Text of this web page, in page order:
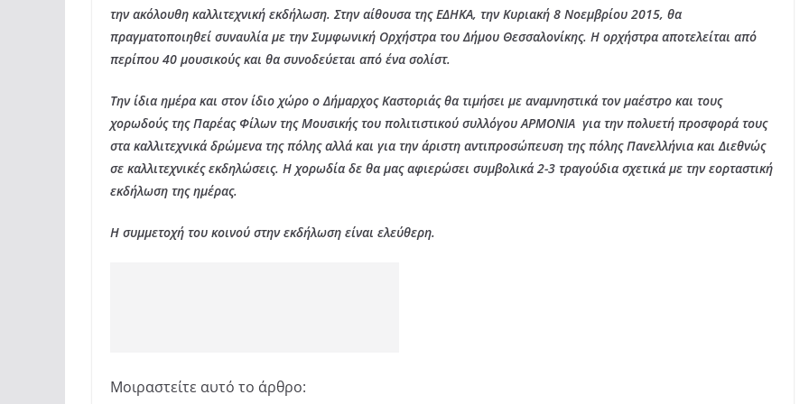
την ακόλουθη καλλιτεχνική εκδήλωση. Στην αίθουσα της ΕΔΗΚΑ, την Κυριακή 8 Νοεμβρίου 2015, θα
πραγματοποιηθεί συναυλία με την Συμφωνική Ορχήστρα του Δήμου Θεσσαλονίκης. Η ορχήστρα αποτελείται από
περίπου 40 μουσικούς και θα συνοδεύεται από ένα σολίστ.
Την ίδια ημέρα και στον ίδιο χώρο ο Δήμαρχος Καστοριάς θα τιμήσει με αναμνηστικά τον μαέστρο και τους
χορωδούς της Παρέας Φίλων της Μουσικής του πολιτιστικού συλλόγου ΑΡΜΟΝΙΑ για την πολυετή προσφορά τους
στα καλλιτεχνικά δρώμενα της πόλης αλλά και για την άριστη αντιπροσώπευση της πόλης Πανελλήνια και Διεθνώς
σε καλλιτεχνικές εκδηλώσεις. Η χορωδία δε θα μας αφιερώσει συμβολικά 2-3 τραγούδια σχετικά με την εορταστική
εκδήλωση της ημέρας.
Η συμμετοχή του κοινού στην εκδήλωση είναι ελεύθερη.
Μοιραστείτε αυτό το άρθρο: